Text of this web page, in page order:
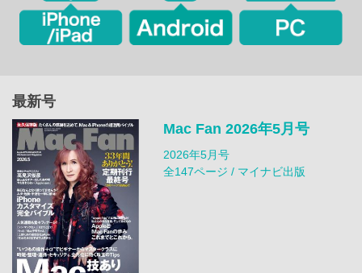
最新号
Mac Fan 2026年5月号
2026年5月号
全147ページ / マイナビ出版